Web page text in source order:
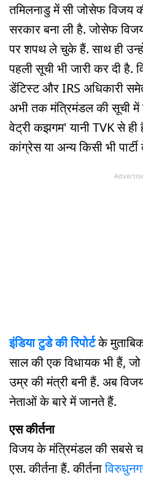
तमिलनाडु में सी जोसेफ विजय
सरकार बना ली है. जोसेफ
पर शपथ ले चुके हैं. साथ ही
पहली सूची भी जारी कर दी
डेंटिस्ट और IRS अधिकारी
अभी तक मंत्रिमंडल की सूची में
वेट्री कझगम' यानी TVK से ही
कांग्रेस या अन्य किसी भी
इंडिया टुडे की रिपोर्टके
साल की एक विधायक भी हैं,
उम्र की मंत्री बनी हैं. अब
नेताओं के बारे में जानते हैं.
एस कीर्तना
विजय के मंत्रिमंडल की सबसे
एस. कीर्तना हैं. कीर्तना